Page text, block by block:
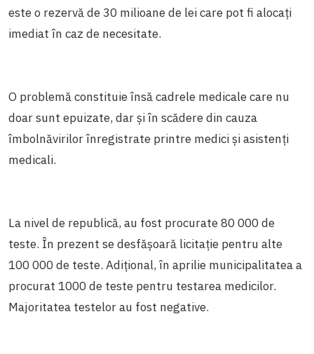
este o rezervă de 30 milioane de lei care pot fi alocați
imediat în caz de necesitate.
O problemă constituie însă cadrele medicale care nu
doar sunt epuizate, dar și în scădere din cauza
îmbolnăvirilor înregistrate printre medici și asistenți
medicali.
La nivel de republică, au fost procurate 80 000 de
teste. În prezent se desfășoară licitație pentru alte
100 000 de teste. Adițional, în aprilie municipalitatea a
procurat 1000 de teste pentru testarea medicilor.
Majoritatea testelor au fost negative.